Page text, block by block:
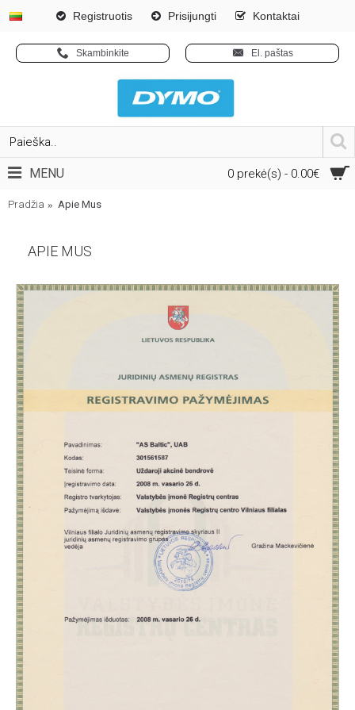
Registruotis Prisijungti Kontaktai
Skambinkite El. paštas
0 prekė(s) - 0.00€
MENU
Pradžia Apie Mus
APIE MUS